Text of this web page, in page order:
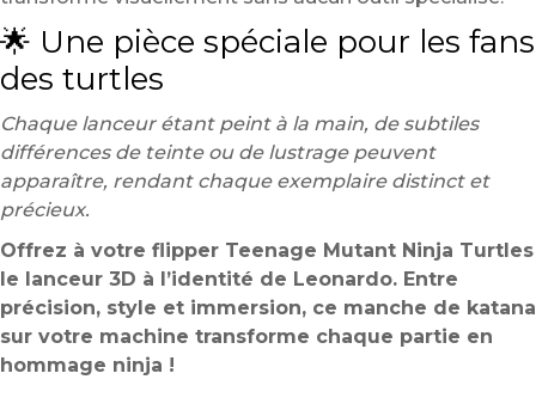
🌟 Une pièce spéciale pour les fans
des turtles
Chaque lanceur étant peint à la main, de subtiles
différences de teinte ou de lustrage peuvent
apparaître, rendant chaque exemplaire distinct et
précieux.
Offrez à votre flipper Teenage Mutant Ninja Turtles
le lanceur 3D à l’identité de Leonardo. Entre
précision, style et immersion, ce manche de katana
sur votre machine transforme chaque partie en
hommage ninja !